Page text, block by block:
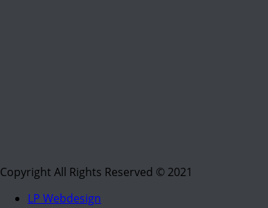
Copyright All Rights Reserved © 2021
LP Webdesign